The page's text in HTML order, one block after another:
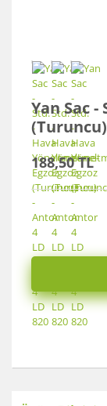
Yan Sac
188,50 TL